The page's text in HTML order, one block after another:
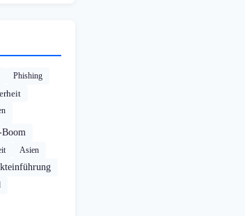
Phishing
Asien